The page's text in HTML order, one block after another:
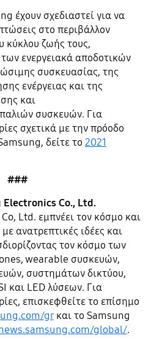
έχουν σχεδιαστεί για να
στο περιβάλλον
κύκλου ζωής τους,
ενεργειακά αποδοτικών
συσκευασίας, της
ενέργειας και της
και
συσκευών. Για
σχετικά με την πρόοδο
δείτε το 2021
###
Electronics Co., Ltd.
Ltd. εμπνέει τον κόσμο και
ανατρεπτικές ιδέες και
τον κόσμο των
wearable συσκευών,
συστημάτων δικτύου,
και LED λύσεων. Για
επισκεφθείτε το επίσημο
grκαι το Samsung
global/.